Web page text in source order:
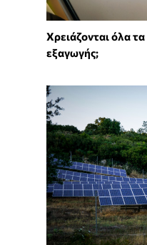
Χρειάζονται όλα
εξαγωγής;